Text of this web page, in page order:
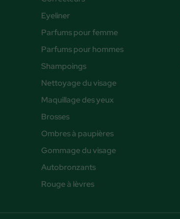
Eyeliner
Parfums pour femme
Parfums pour hommes
Shampoings
Nettoyage du visage
Maquillage des yeux
Brosses
Ombres à paupières
Gommage du visage
Autobronzants
Rouge à lèvres